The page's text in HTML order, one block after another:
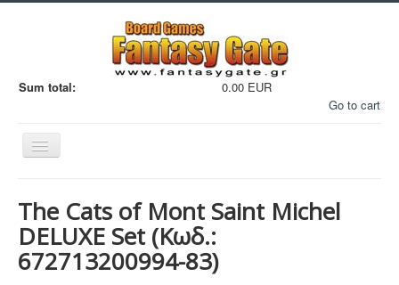
Sum total:
0.00 EUR
Go to cart
Εναλλαγή
πλοήγησης
The Cats of Mont Saint Michel
DELUXE Set (Κωδ.:
672713200994-83)